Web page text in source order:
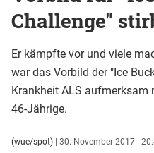
Challenge"
Er kämpfte vor und viele
war das Vorbild der "Ice
Krankheit ALS aufmerksam
46-Jährige.
(wue/spot) | 30. November 2017 -